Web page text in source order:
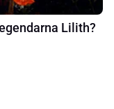
Lilith?